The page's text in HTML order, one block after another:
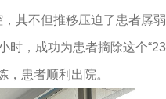
其不但推移压迫了患者孱
，成功为患者摘除这个
患者顺利出院。